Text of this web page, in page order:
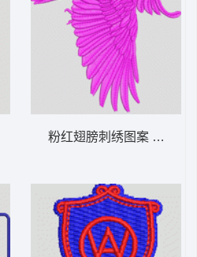
粉红翅膀刺绣图案 男装